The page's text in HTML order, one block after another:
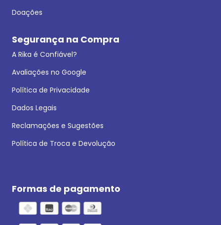
Doações
Segurança na Compra
A Rika é Confiável?
Avaliações no Google
Política de Privacidade
Dados Legais
Reclamações e Sugestões
Política de Troca e Devolução
Formas de pagamento